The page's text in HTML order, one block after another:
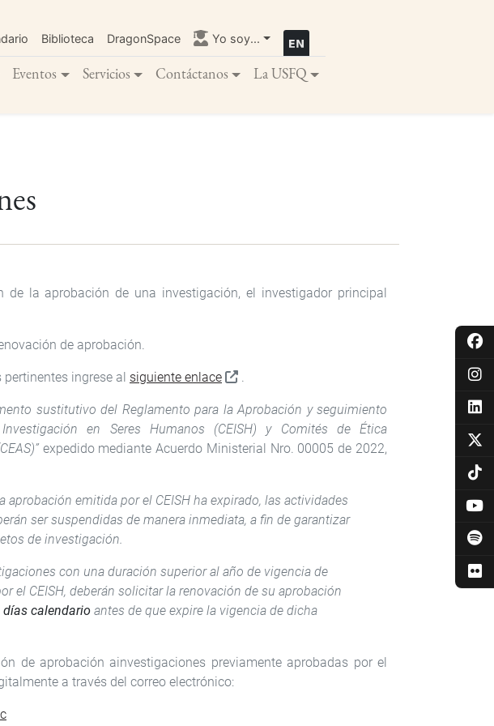
Biblioteca DragonSpace Yo soy...
Eventos Servicios Contáctanos La USFQ
de la aprobación de una investigación, el investigador principal
de aprobación.
ingrese al siguiente enlace .
sustitutivo del Reglamento para la Aprobación y seguimiento
en Seres Humanos (CEISH) y Comités de Ética
expedido mediante Acuerdo Ministerial Nro. 00005 de 2022,
aprobación emitida por el CEISH ha expirado, las actividades
ser suspendidas de manera inmediata, a fin de garantizar
de investigación.
con una duración superior al año de vigencia de
el CEISH, deberán solicitar la renovación de su aprobación
calendarioantes de que expire la vigencia de dicha
de aprobación ainvestigaciones previamente aprobadas por el
a través del correo electrónico: